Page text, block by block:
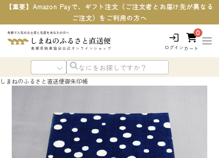
【重要】Amazon Payで、ギフト注文（ご注文者とお届け先が異なる
ご注文）をご利用の方へ
ログイン
0
カート
しまねのふるさと直送便御朱印帳